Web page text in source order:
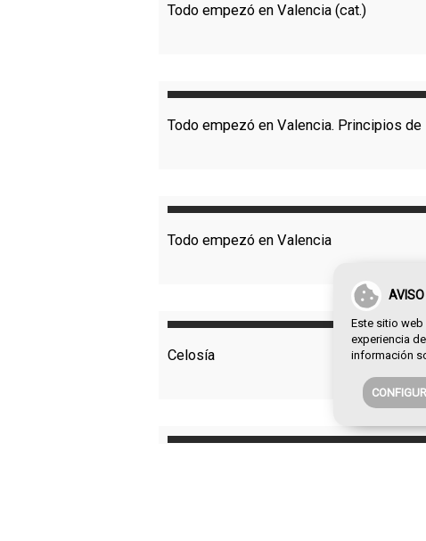
AVISO
Este sitio
experiencia
información
Todo empezó en Valencia (cat.)
Todo empezó en Valencia. Principios de
Todo empezó en Valencia
Celosía